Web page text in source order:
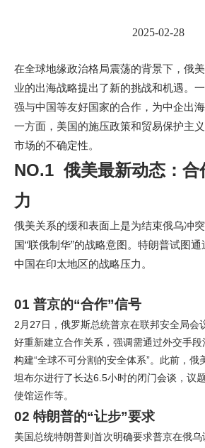
2025-02-28
在全球地缘政治格局震荡的背景下，俄
业的出海战略提出了新的挑战和机遇。
强与中国等友好国家的合作，为中企出
一方面，美国的施压政策和贸易保护主
市场的不确定性。
NO.1 俄美最新动态：合
力
俄美关系的缓和表面上是为结束俄乌冲
国“联俄制华”的战略意图。特朗普试图
中国在印太地区的战略压力。
01 普京的“合作”信号
2月27日，俄罗斯总统普京在联邦安全局会
好重新建立合作关系，强调需通过外交手
构建“全球不可分割的安全体系”。此前，俄
坦布尔进行了长达6.5小时的闭门会谈，议
使馆运作等。
02 特朗普的“让步”要求
美国总统特朗普则首次明确要求普京在俄乌